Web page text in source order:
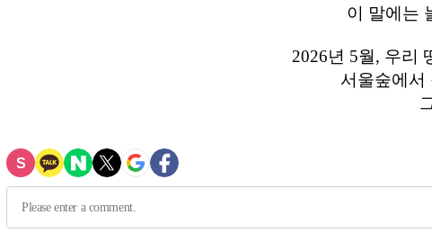
이 말에는
2026년 5월, 우리
서울숲에서